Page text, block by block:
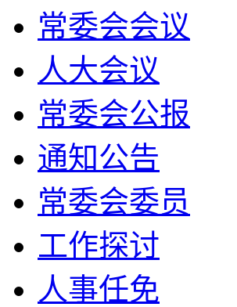
常委会会议
人大会议
常委会公报
通知公告
常委会委员
工作探讨
人事任免